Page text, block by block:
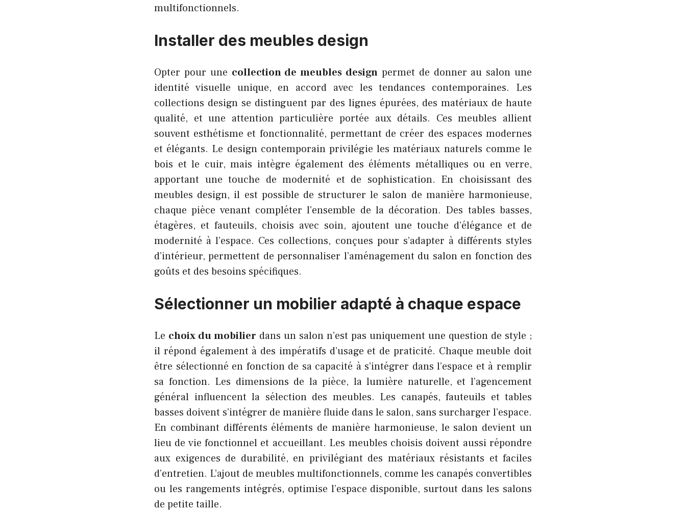
multifonctionnels.
Installer des meubles design
Opter pour une collection de meubles design permet de donner au salon une
identité visuelle unique, en accord avec les tendances contemporaines. Les
collections design se distinguent par des lignes épurées, des matériaux de haute
qualité, et une attention particulière portée aux détails. Ces meubles allient
souvent esthétisme et fonctionnalité, permettant de créer des espaces modernes
et élégants. Le design contemporain privilégie les matériaux naturels comme le
bois et le cuir, mais intègre également des éléments métalliques ou en verre,
apportant une touche de modernité et de sophistication. En choisissant des
meubles design, il est possible de structurer le salon de manière harmonieuse,
chaque pièce venant compléter l’ensemble de la décoration. Des tables basses,
étagères, et fauteuils, choisis avec soin, ajoutent une touche d’élégance et de
modernité à l’espace. Ces collections, conçues pour s’adapter à différents styles
d’intérieur, permettent de personnaliser l’aménagement du salon en fonction des
goûts et des besoins spécifiques.
Sélectionner un mobilier adapté à chaque espace
Le choix du mobilier dans un salon n’est pas uniquement une question de style ;
il répond également à des impératifs d’usage et de praticité. Chaque meuble doit
être sélectionné en fonction de sa capacité à s’intégrer dans l’espace et à remplir
sa fonction. Les dimensions de la pièce, la lumière naturelle, et l’agencement
général influencent la sélection des meubles. Les canapés, fauteuils et tables
basses doivent s’intégrer de manière fluide dans le salon, sans surcharger l’espace.
En combinant différents éléments de manière harmonieuse, le salon devient un
lieu de vie fonctionnel et accueillant. Les meubles choisis doivent aussi répondre
aux exigences de durabilité, en privilégiant des matériaux résistants et faciles
d’entretien. L’ajout de meubles multifonctionnels, comme les canapés convertibles
ou les rangements intégrés, optimise l’espace disponible, surtout dans les salons
de petite taille.